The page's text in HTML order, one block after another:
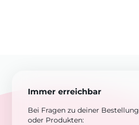
Immer erreichbar
Bei Fragen zu deiner Bestellung
oder Produkten: